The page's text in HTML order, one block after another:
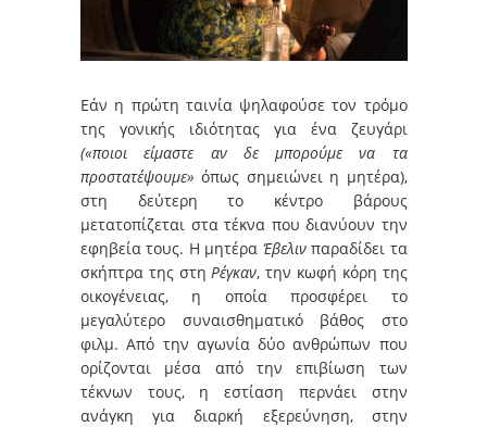
Εάν η πρώτη ταινία ψηλαφούσε τον τρόμο
της γονικής ιδιότητας για ένα ζευγάρι
(«ποιοι είμαστε αν δε μπορούμε να τα
προστατέψουμε» όπως σημειώνει η μητέρα),
στη δεύτερη το κέντρο βάρους
μετατοπίζεται στα τέκνα που διανύουν την
εφηβεία τους. Η μητέρα Έβελινπαραδίδει τα
σκήπτρα της στη Ρέγκαν, την κωφή κόρη της
οικογένειας, η οποία προσφέρει το
μεγαλύτερο συναισθηματικό βάθος στο
φιλμ. Από την αγωνία δύο ανθρώπων που
ορίζονται μέσα από την επιβίωση των
τέκνων τους, η εστίαση περνάει στην
ανάγκη για διαρκή εξερεύνηση, στην